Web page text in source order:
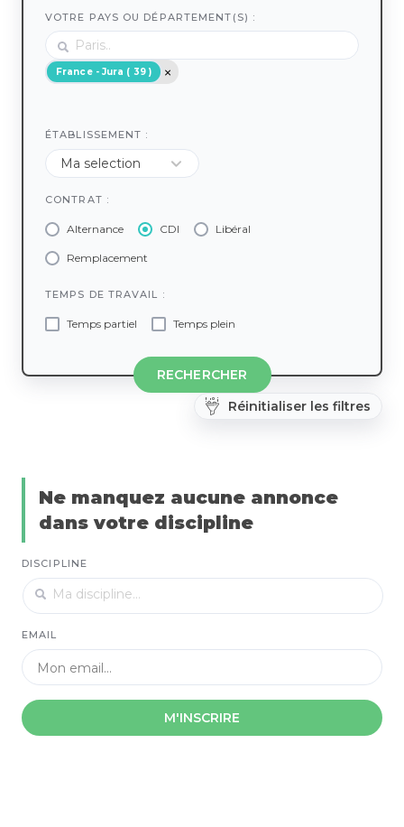
VOTRE PAYS OU DÉPARTEMENT(S) :
France - Jura ( 39 )
Réinitialiser les filtres
ÉTABLISSEMENT :
CONTRAT :
Alternance CDI Libéral
Remplacement
TEMPS DE TRAVAIL :
Temps partiel Temps plein
RECHERCHER
Ne manquez aucune annonce
dans votre discipline
DISCIPLINE
EMAIL
M'INSCRIRE